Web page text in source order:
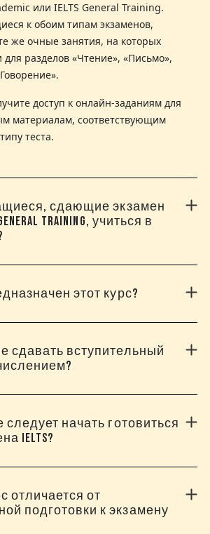
или IELTS General Training.
к обоим типам экзаменов,
же очные занятия, на которых
для разделов «Чтение», «Письмо»,
доступ к онлайн-заданиям для
материалам, соответствующим
теста.
сдающие экзамен
General Training, учиться в
этот курс?
сдавать вступительный
следует начать готовиться
IELTS?
отличается от
подготовки к экзамену